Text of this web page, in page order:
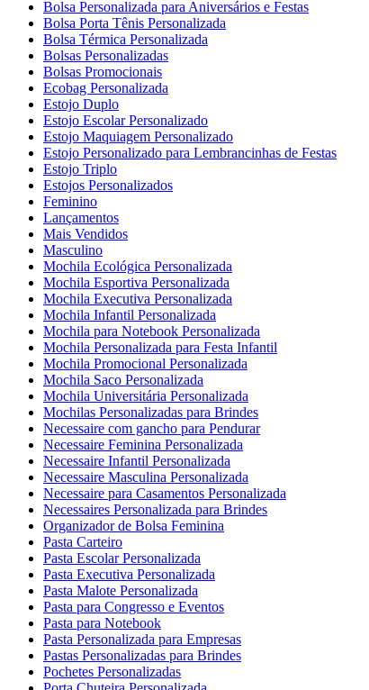
Bolsa Personalizada para Aniversários e Festas
Bolsa Porta Tênis Personalizada
Bolsa Térmica Personalizada
Bolsas Personalizadas
Bolsas Promocionais
Ecobag Personalizada
Estojo Duplo
Estojo Escolar Personalizado
Estojo Maquiagem Personalizado
Estojo Personalizado para Lembrancinhas de Festas
Estojo Triplo
Estojos Personalizados
Feminino
Lançamentos
Mais Vendidos
Masculino
Mochila Ecológica Personalizada
Mochila Esportiva Personalizada
Mochila Executiva Personalizada
Mochila Infantil Personalizada
Mochila para Notebook Personalizada
Mochila Personalizada para Festa Infantil
Mochila Promocional Personalizada
Mochila Saco Personalizada
Mochila Universitária Personalizada
Mochilas Personalizadas para Brindes
Necessaire com gancho para Pendurar
Necessaire Feminina Personalizada
Necessaire Infantil Personalizada
Necessaire Masculina Personalizada
Necessaire para Casamentos Personalizada
Necessaires Personalizada para Brindes
Organizador de Bolsa Feminina
Pasta Carteiro
Pasta Escolar Personalizada
Pasta Executiva Personalizada
Pasta Malote Personalizada
Pasta para Congresso e Eventos
Pasta para Notebook
Pasta Personalizada para Empresas
Pastas Personalizadas para Brindes
Pochetes Personalizadas